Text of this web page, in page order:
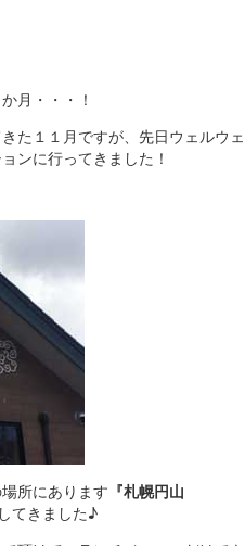
月・・・！
た１１月ですが、先日ウェルウェ
ンに行ってきました！
所にあります 『札幌円山
てきました♪